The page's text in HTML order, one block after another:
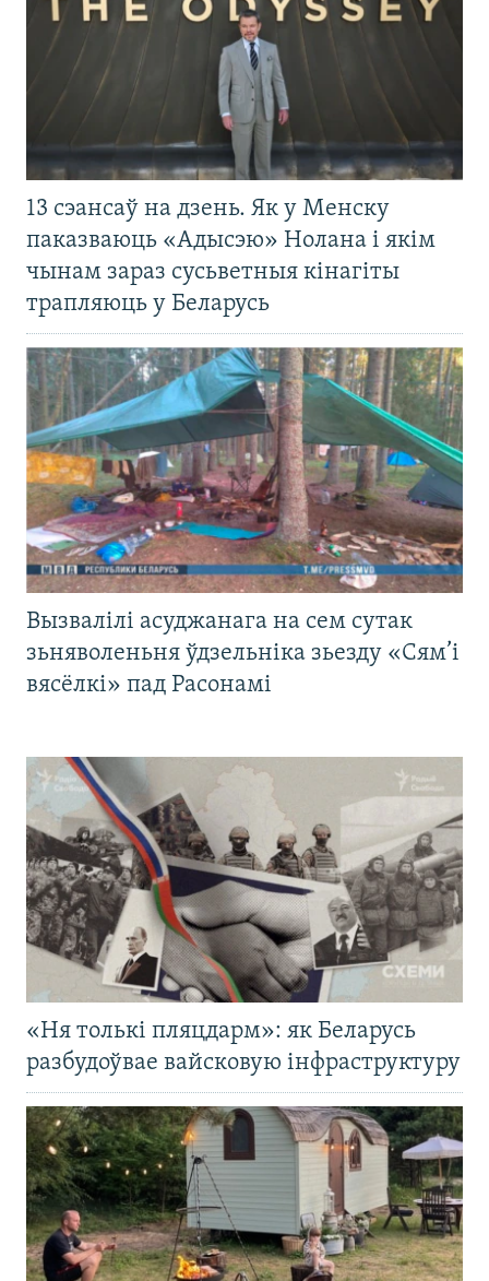
13 сэансаў на дзень. Як у Менску
паказваюць «Адысэю» Нолана і якім
чынам зараз сусьветныя кінагіты
трапляюць у Беларусь
Вызвалілі асуджанага на сем сутак
зьняволеньня ўдзельніка зьезду «Сям’і
вясёлкі» пад Расонамі
«Ня толькі пляцдарм»: як Беларусь
разбудоўвае вайсковую інфраструктуру